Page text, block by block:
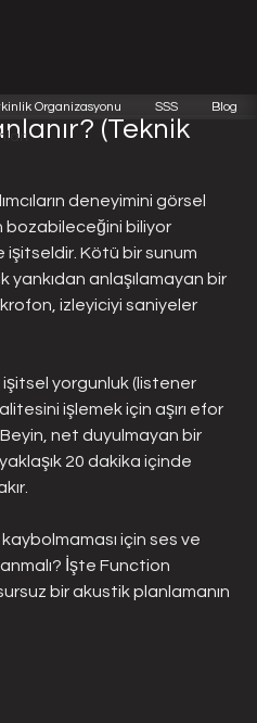
Organizasyonu SSS Blog
Ses ve Akustik
(Teknik
deneyimini görsel
bozabileceğini biliyor
işitseldir. Kötü bir sunum
yankıdan anlaşılamayan bir
izleyiciyi saniyeler
yorgunluk (listener
işlemek için aşırı efor
net duyulmayan bir
20 dakika içinde
kaybolmaması için ses ve
İşte Function
bir akustik planlamanın